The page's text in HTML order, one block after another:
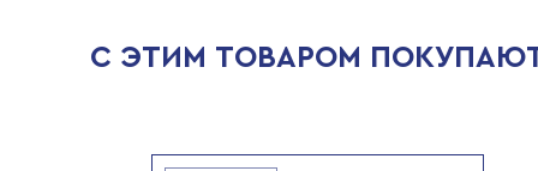
С ЭТИМ ТОВАРОМ